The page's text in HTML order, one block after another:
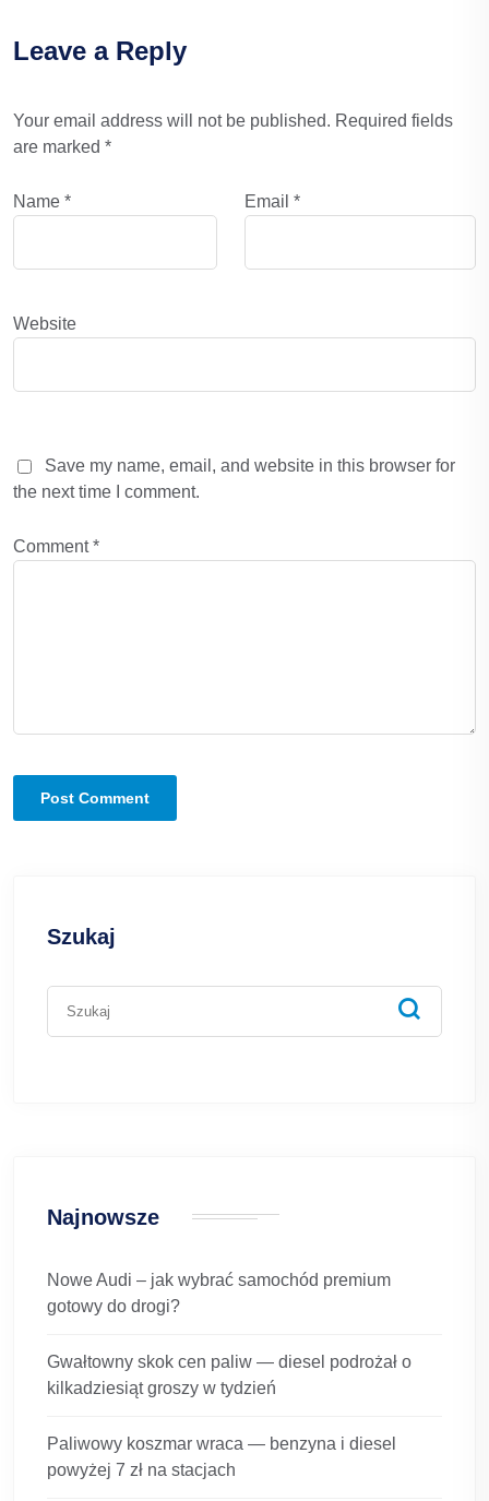
Leave a Reply
Your email address will not be published. Required fields
are marked *
Name * Email *
Website
Save my name, email, and website in this browser for
the next time I comment.
Comment*
Szukaj
Najnowsze
Nowe Audi – jak wybrać samochód premium
gotowy do drogi?
Gwałtowny skok cen paliw — diesel podrożał o
kilkadziesiąt groszy w tydzień
Paliwowy koszmar wraca — benzyna i diesel
powyżej 7 zł na stacjach